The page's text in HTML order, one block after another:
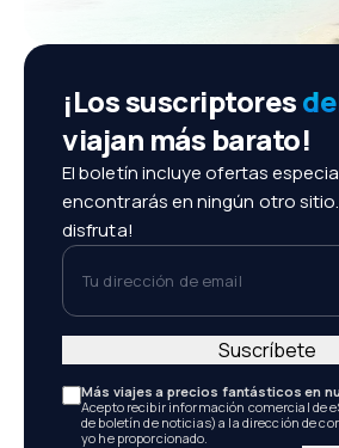
¡Los suscriptores
viajan más barato!
El boletín incluye ofertas
encontrarás en ningún otro sitio.
disfruta!
Tu dirección de email
Más viajes a precios fantásticos en
Acepto recibir información comercial de
de boletín de noticias) a la dirección de
yo he proporcionado.
Suscríbete